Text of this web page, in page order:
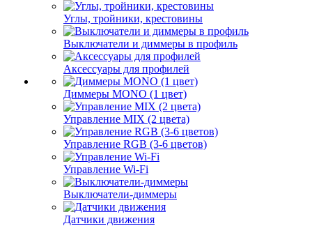
Углы, тройники, крестовины
Выключатели и диммеры в профиль
Аксессуары для профилей
Диммеры MONO (1 цвет)
Управление MIX (2 цвета)
Управление RGB (3-6 цветов)
Управление Wi-Fi
Выключатели-диммеры
Датчики движения